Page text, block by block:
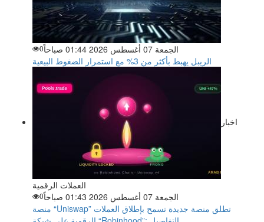
الجمعة 07 أغسطس 2026 01:44 صباحاً 0
الريبل يهبط بأكثر من 3% مع استمرار الضغوط البيعية
اخبار
العملات الرقمية
الجمعة 07 أغسطس 2026 01:43 صباحاً
0
منصة “Uniswap” تطلق منصة جديدة تسمح بإطلاق العملات